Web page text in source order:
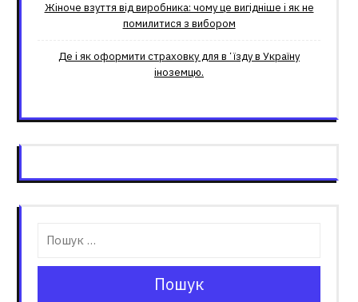
Жіноче взуття від виробника: чому це вигідніше і як не
помилитися з вибором
Де і як оформити страховку для вʼїзду в Україну
іноземцю.
Пошук